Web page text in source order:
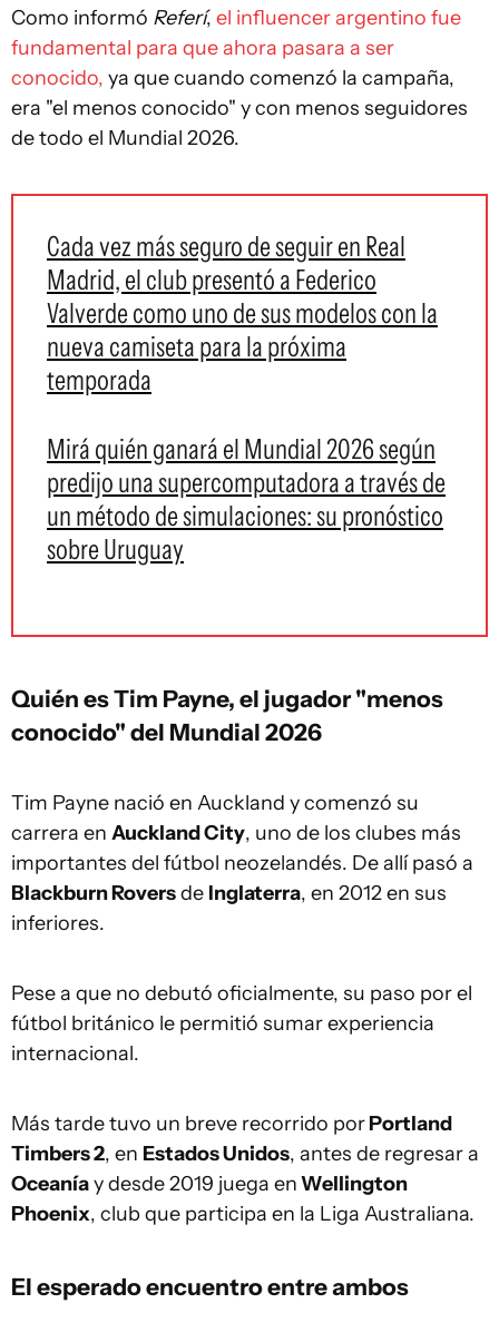
Como informó Referí, el influencer argentino fue
fundamental para que ahora pasara a ser
conocido, ya que cuando comenzó la campaña,
era "el menos conocido" y con menos seguidores
de todo el Mundial 2026.
Cada vez más seguro de seguir en Real
Madrid, el club presentó a Federico
Valverde como uno de sus modelos con la
nueva camiseta para la próxima
temporada
Mirá quién ganará el Mundial 2026 según
predijo una supercomputadora a través de
un método de simulaciones: su pronóstico
sobre Uruguay
Quién es Tim Payne, el jugador "menos
conocido" del Mundial 2026
Tim Payne nació en Auckland y comenzó su
carrera en Auckland City, uno de los clubes más
importantes del fútbol neozelandés. De allí pasó a
Blackburn Roversde Inglaterra, en 2012 en sus
inferiores.
Pese a que no debutó oficialmente, su paso por el
fútbol británico le permitió sumar experiencia
internacional.
Más tarde tuvo un breve recorrido porPortland
Timbers 2, en Estados Unidos, antes de regresar a
Oceaníay desde 2019 juega enWellington
Phoenix, club que participa en la Liga Australiana.
El esperado encuentro entre ambos